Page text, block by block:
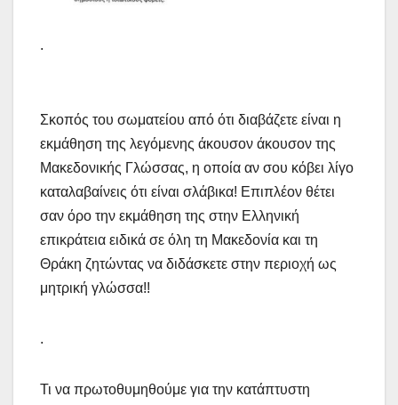
.
Σκοπός του σωματείου από ότι διαβάζετε είναι η
εκμάθηση της λεγόμενης άκουσον άκουσον της
Μακεδονικής Γλώσσας, η οποία αν σου κόβει λίγο
καταλαβαίνεις ότι είναι σλάβικα! Επιπλέον θέτει
σαν όρο την εκμάθηση της στην Ελληνική
επικράτεια ειδικά σε όλη τη Μακεδονία και τη
Θράκη ζητώντας να διδάσκετε στην περιοχή ως
μητρική γλώσσα!!
.
Τι να πρωτοθυμηθούμε για την κατάπτυστη